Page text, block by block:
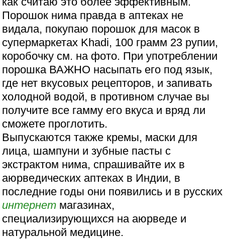
Порошок нима правда в аптеках не
видала, покупаю порошок для масок в
супермаркетах Khadi, 100 грамм 23 рупии,
коробочку см. на фото. При употреблении
порошка ВАЖНО насыпать его под язык,
где нет вкусовых рецепторов, и запивать
холодной водой, в противном случае вы
получите все гамму его вкуса и вряд ли
сможете проглотить.
Выпускаются также кремы, маски для
лица, шампуни и зубные пасты с
экстрактом нима, спрашивайте их в
аюрведических аптеках в Индии, в
последние годы они появились и в русских
интернет магазинах,
специализирующихся на аюрведе и
натуральной медицине.